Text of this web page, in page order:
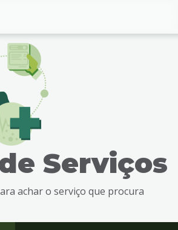
Serviços
achar o serviço que procura